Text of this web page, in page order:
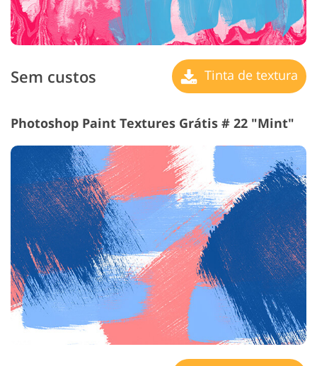
Sem custos Tinta de textura
Photoshop Paint Textures Grátis # 22 "Mint"